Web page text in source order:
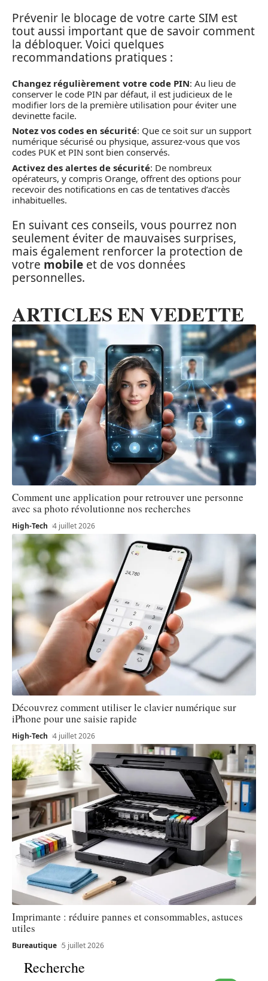
Prévenir le blocage de votre carte SIM est
tout aussi important que de savoir comment
la débloquer. Voici quelques
recommandations pratiques :
Changez régulièrement votre code PIN: Au lieu de
conserver le code PIN par défaut, il est judicieux de le
modifier lors de la première utilisation pour éviter une
devinette facile.
Notez vos codes en sécurité: Que ce soit sur un support
numérique sécurisé ou physique, assurez-vous que vos
codes PUK et PIN sont bien conservés.
Activez des alertes de sécurité: De nombreux
opérateurs, y compris Orange, offrent des options pour
recevoir des notifications en cas de tentatives d’accès
inhabituelles.
En suivant ces conseils, vous pourrez non
seulement éviter de mauvaises surprises,
mais également renforcer la protection de
votre mobile et de vos données
personnelles.
ARTICLES EN VEDETTE
Comment une application pour retrouver une personne
avec sa photo révolutionne nos recherches
High-Tech 4 juillet 2026
Découvrez comment utiliser le clavier numérique sur
iPhone pour une saisie rapide
High-Tech 4 juillet 2026
Imprimante : réduire pannes et consommables, astuces
utiles
Bureautique 5 juillet 2026
Recherche